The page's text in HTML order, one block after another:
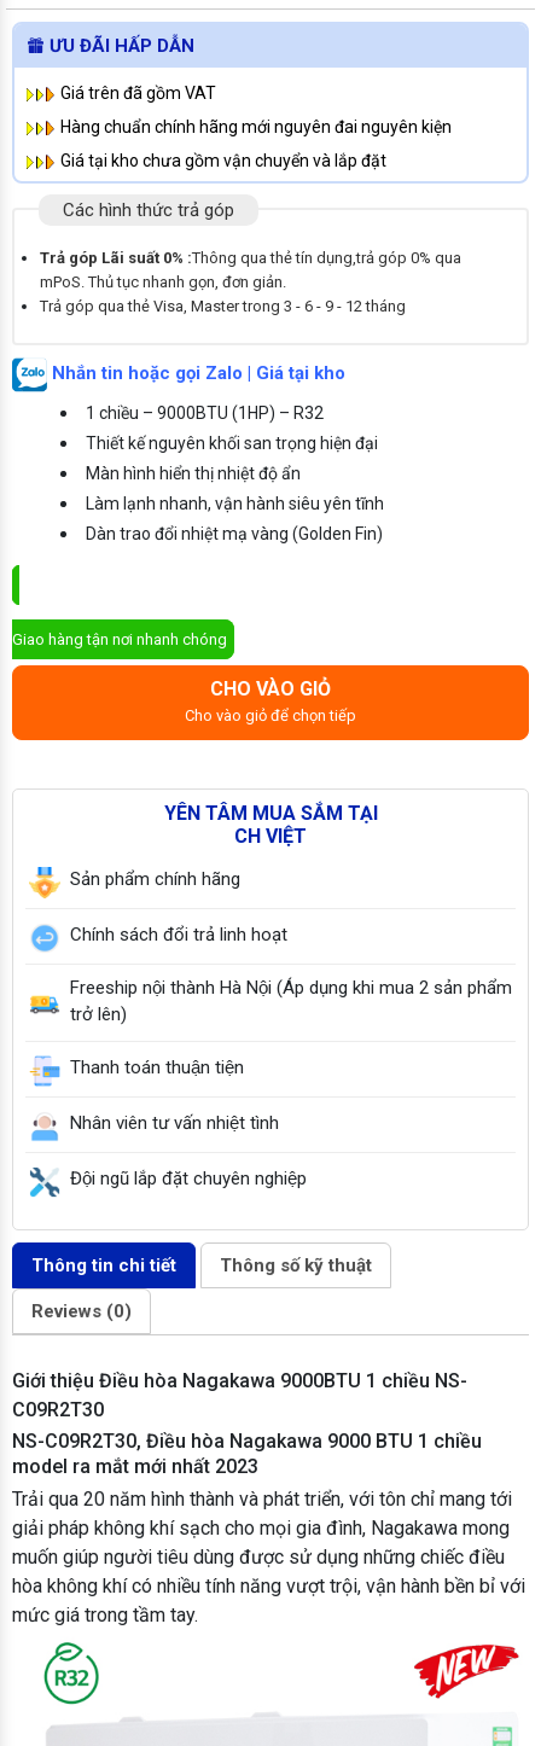
ƯU ĐÃI HẤP DẪN
Giá trên đã gồm VAT
Hàng chuẩn chính hãng mới nguyên đai nguyên kiện
Giá tại kho chưa gồm vận chuyển và lắp đặt
Các hình thức trả góp
Trả góp Lãi suất 0% :Thông qua thẻ tín dụng,trả góp 0% qua
mPoS. Thủ tục nhanh gọn, đơn giản.
Trả góp qua thẻ Visa, Master trong 3 - 6 - 9 - 12 tháng
Nhắn tin hoặc gọi Zalo | Giá tại kho
1 chiều – 9000BTU (1HP) – R32
Thiết kế nguyên khối san trọng hiện đại
Màn hình hiển thị nhiệt độ ẩn
Làm lạnh nhanh, vận hành siêu yên tĩnh
Dàn trao đổi nhiệt mạ vàng (Golden Fin)
Giao hàng tận nơi nhanh chóng
CHO VÀO GIỎ
Cho vào giỏ để chọn tiếp
YÊN TÂM MUA SẮM TẠI
CH VIỆT
Sản phẩm chính hãng
Chính sách đổi trả linh hoạt
Freeship nội thành Hà Nội (Áp dụng khi mua 2 sản phẩm
trở lên)
Thanh toán thuận tiện
Nhân viên tư vấn nhiệt tình
Đội ngũ lắp đặt chuyên nghiệp
Thông tin chi tiết Thông số kỹ thuật
Reviews (0)
Giới thiệu Điều hòa Nagakawa 9000BTU 1 chiều NS-
C09R2T30
NS-C09R2T30, Điều hòa Nagakawa 9000 BTU 1 chiều
model ra mắt mới nhất 2023
Trải qua 20 năm hình thành và phát triển, với tôn chỉ mang tới
giải pháp không khí sạch cho mọi gia đình, Nagakawa mong
muốn giúp người tiêu dùng được sử dụng những chiếc điều
hòa không khí có nhiều tính năng vượt trội, vận hành bền bỉ với
mức giá trong tầm tay.